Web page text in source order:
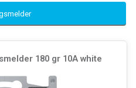
180 gr 10A white